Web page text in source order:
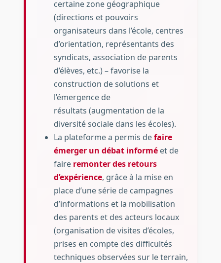
certaine zone géographique
(directions et pouvoirs
organisateurs dans l’école, centres
d’orientation, représentants des
syndicats, association de parents
d’élèves, etc.) – favorise la
construction de solutions et
l’émergence de
résultats (augmentation de la
diversité sociale dans les écoles).
La plateforme a permis defaire
émerger un débat informéet de
faire remonter des retours
d’expérience, grâce à la mise en
place d’une série de campagnes
d’informations et la mobilisation
des parents et des acteurs locaux
(organisation de visites d’écoles,
prises en compte des difficultés
techniques observées sur le terrain,